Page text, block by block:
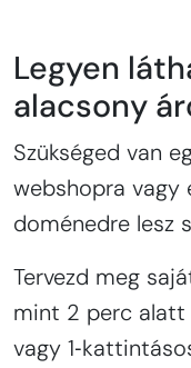
Legyen
alacsony
Szükséged van
webshopra vagy
doménedre lesz
Tervezd meg
mint 2 perc alatt
vagy